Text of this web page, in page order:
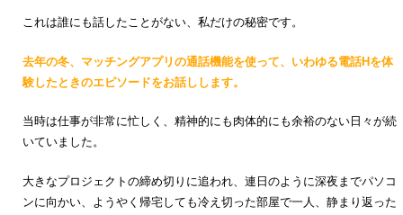
これは誰にも話したことがない、私だけの秘密です。
去年の冬、マッチングアプリの通話機能を使って、いわゆる電話Hを体
験したときのエピソードをお話しします。
当時は仕事が非常に忙しく、精神的にも肉体的にも余裕のない日々が続
いていました。
大きなプロジェクトの締め切りに追われ、連日のように深夜までパソコ
ンに向かい、ようやく帰宅しても冷え切った部屋で一人、静まり返った